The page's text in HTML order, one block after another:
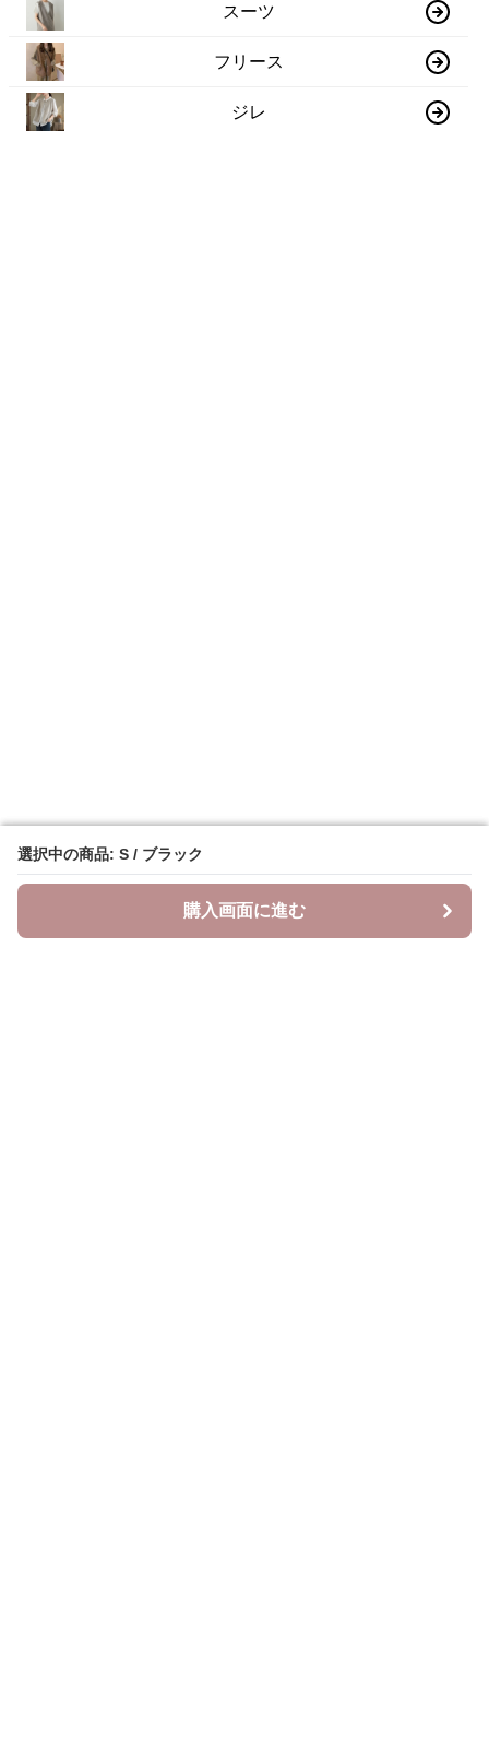
選択中の商品: S / ブラック
購入画面に進む
選択中の商品: S / ブラック
購入画面に進む
スーツ
フリース
ジレ